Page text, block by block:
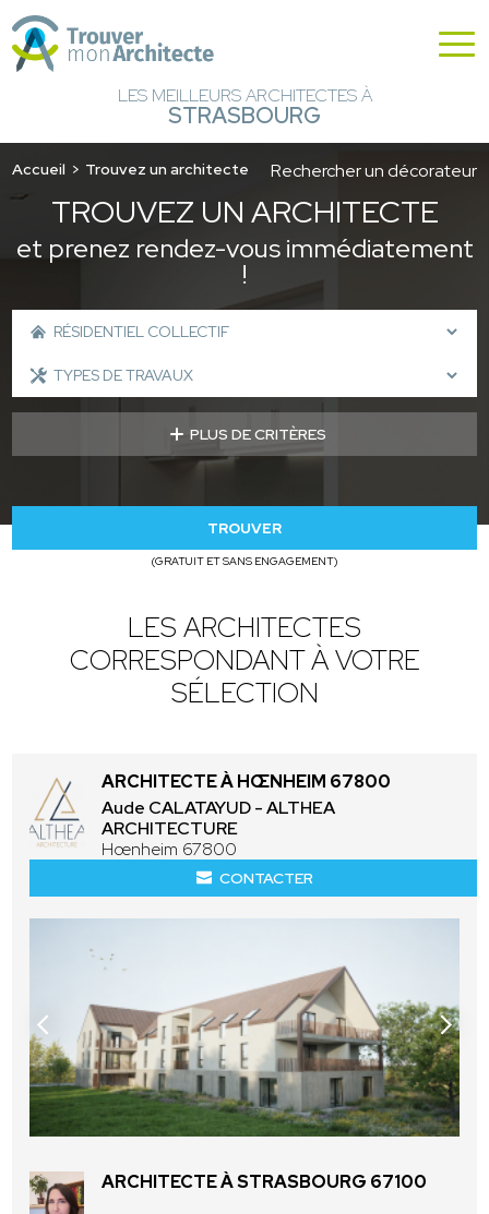
LES MEILLEURS ARCHITECTES À
STRASBOURG
Accueil Trouvez un architecte Rechercher un décorateur
TROUVEZ UN ARCHITECTE
et prenez rendez-vous immédiatement
!
PLUS DE CRITÈRES
TROUVER
(GRATUIT ET SANS ENGAGEMENT)
LES ARCHITECTES
CORRESPONDANT À VOTRE
SÉLECTION
ARCHITECTE À HŒNHEIM 67800
Aude CALATAYUD - ALTHEA
ARCHITECTURE
Hœnheim 67800
CONTACTER
ARCHITECTE À STRASBOURG 67100